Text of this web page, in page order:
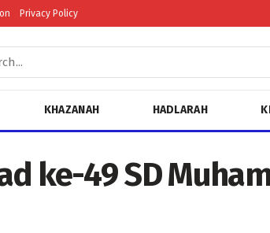
Privacy Policy
KHAZANAH HADLARAH
ke-49 SD